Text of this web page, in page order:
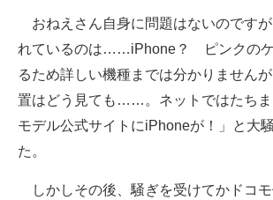
おねえさん自身に問題はないのです
れているのは……iPhone？ ピンクのケ
るため詳しい機種までは分かりません
置はどう見ても……。ネットではたちま
モデル公式サイトにiPhoneが！」と大
た。
しかしその後、騒ぎを受けてかドコ